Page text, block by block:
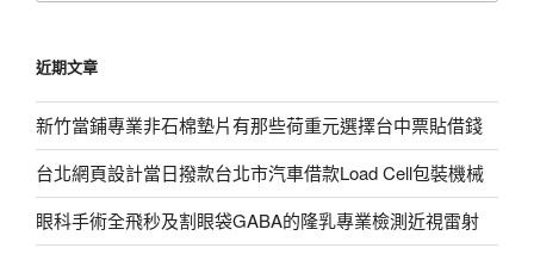
字:
近期文章
新竹當鋪專業非石棉墊片有那些荷重元選擇台中票貼借錢
台北網頁設計當日撥款台北市汽車借款Load Cell包裝機械
眼科手術全飛秒及割眼袋GABA的隆乳專業檢測近視雷射